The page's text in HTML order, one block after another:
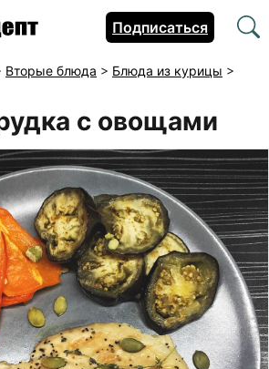
Подписаться
Вторые блюда > Блюда из курицы >
с овощами